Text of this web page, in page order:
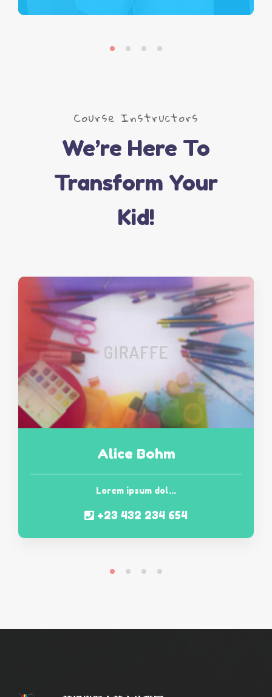
Course Instructors
We’re Here To
Transform Your
Kid!
Alice Bohm
Lorem ipsum dol...
+23 432 234 654